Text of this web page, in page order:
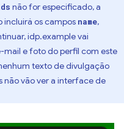
não for especificado, a
os campos name,
idp.example vai
mail e foto do perfil com este
texto de divulgação
não vão ver a interface de